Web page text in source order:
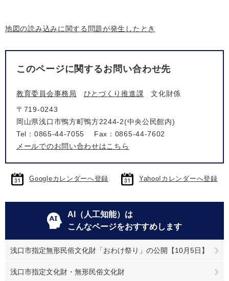
地図の読み込みに関する問題が発生したとき
このページに関するお問い合わせ先
教育委員会事務局 ひとづくり推進課
文化財係
〒719-0243
岡山県浅口市鴨方町鴨方2244-2(中央公民館内)
Tel：0865-44-7055
Fax：0865-44-7602
メールでのお問い合わせはこちら
Googleカレンダーへ登録 Yahoo!カレンダーへ登録
AI（人工知能）は
こんなページをおすすめします
浅口市指定無形民俗文化財「おわけ祭り」の公開【10月5日】
浅口市指定文化財・無形民俗文化財